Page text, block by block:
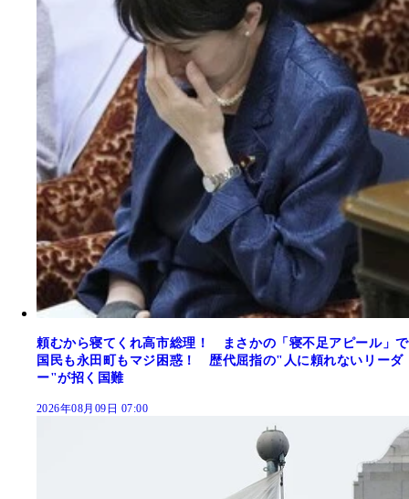
頼むから寝てくれ高市総理！ まさかの「寝不足アピール」で
国民も永田町もマジ困惑！ 歴代屈指の"人に頼れないリーダ
ー"が招く国難
2026年08月09日 07:00